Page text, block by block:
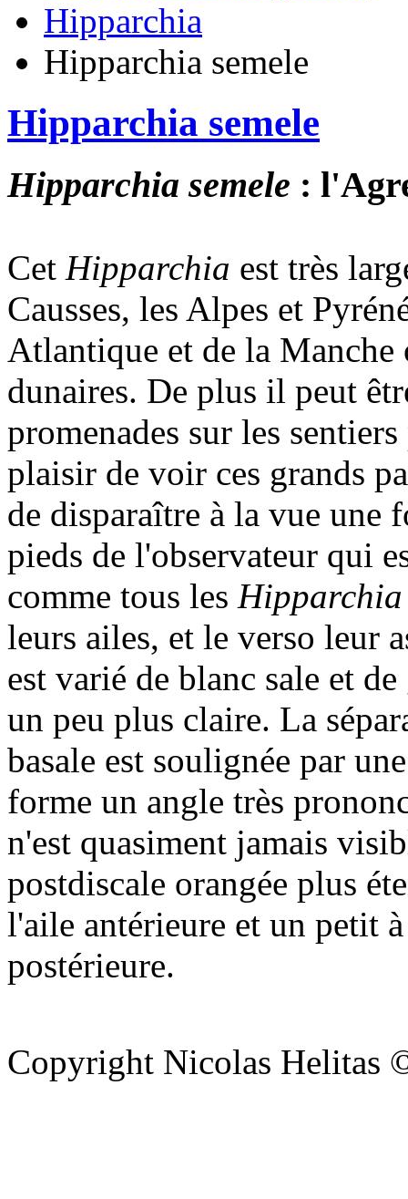
Hipparchia
Hipparchia semele
Hipparchia semele
Hipparchia semele :
Cet Hipparchia est très
Causses, les Alpes et
Atlantique et de la
dunaires. De plus il peut
promenades sur les
plaisir de voir ces grands
de disparaître à la vue une
pieds de l'observateur qui
comme tous les Hipparchia
leurs ailes, et le verso leur
est varié de blanc sale et
un peu plus claire. La
basale est soulignée par
forme un angle très
n'est quasiment jamais
postdiscale orangée plus
l'aile antérieure et un petit
postérieure.
Copyright Nicolas Helitas